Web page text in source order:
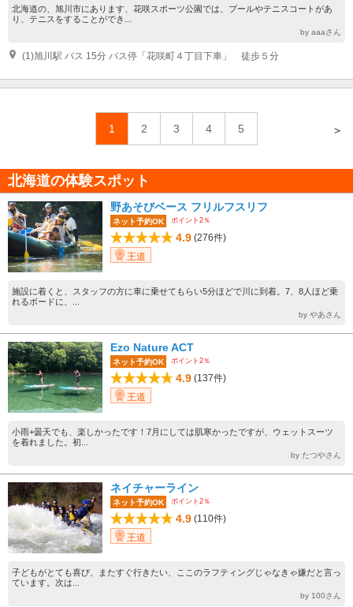
北海道の、旭川市にあります、花咲スポーツ公園では、プールやテニスコートがあ
り、テニスをすることができ...
by aaaさん
(1)旭川駅 バス 15分 バス停「花咲町４丁目下車」 徒歩５分
1 2 3 4 5 ＞
北海道の体験スポット
野あそびベース フリルフスリフ
ネット予約OK ポイント2％
4.9 (276件)
王道
施設に着くと、スタッフの方に車に乗せてもらい5分ほどで川に到着。7、8人ほど乗
れるボードに、...
by やあさん
Ezo Nature ACT
ネット予約OK ポイント2％
4.9 (137件)
王道
小雨+曇天でも、楽しかったです！7月にしては肌寒かったですが、ウェットスーツ
を着れました。初...
by たつやさん
ネイチャーライン
ネット予約OK ポイント2％
4.9 (110件)
王道
子どもがとても喜び、またすぐ行きたい、ここのラフティングじゃなきゃ嫌だと言っ
ています。次は...
by 100さん